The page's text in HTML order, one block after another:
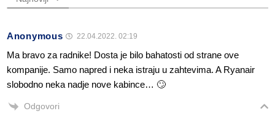
Anonymous 22.04.2022. 02:19
Ma bravo za radnike! Dosta je bilo bahatosti od strane ove
kompanije. Samo napred i neka istraju u zahtevima. A Ryanair
slobodno neka nadje nove kabince… 🙄
Odgovori